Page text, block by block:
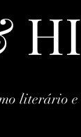
literário